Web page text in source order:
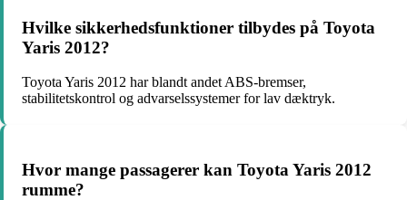
Hvilke sikkerhedsfunktioner tilbydes på Toyota
Yaris 2012?
Toyota Yaris 2012 har blandt andet ABS-bremser,
stabilitetskontrol og advarselssystemer for lav dæktryk.
Hvor mange passagerer kan Toyota Yaris 2012
rumme?